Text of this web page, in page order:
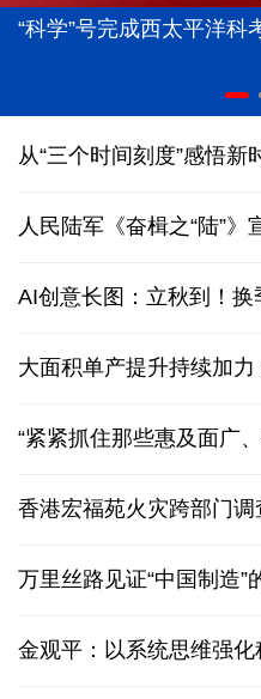
“科学”号完成西太平洋科
从“三个时间刻度”感悟新
人民陆军《奋楫之“陆”
AI创意长图：立秋到！换
大面积单产提升持续加
“紧紧抓住那些惠及面广
香港宏福苑火灾跨部门
万里丝路见证“中国制造”
金观平：以系统思维强化